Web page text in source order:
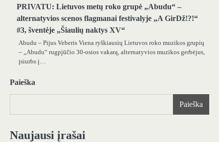
PRIVATU: Lietuvos metų roko grupė „Abudu“ –
alternatyvios scenos flagmanai festivalyje „A GirDž!?!“
#3, šventėje „Šiaulių naktys XV“
Abudu – Pijus Veberis Viena ryškiausių Lietuvos roko muzikos grupių
– „Abudu“ rugpjūčio 30-osios vakarą, alternatyvios muzikos gerbėjus,
įsiurbs į…
Paieška
Paieška
Naujausi įrašai